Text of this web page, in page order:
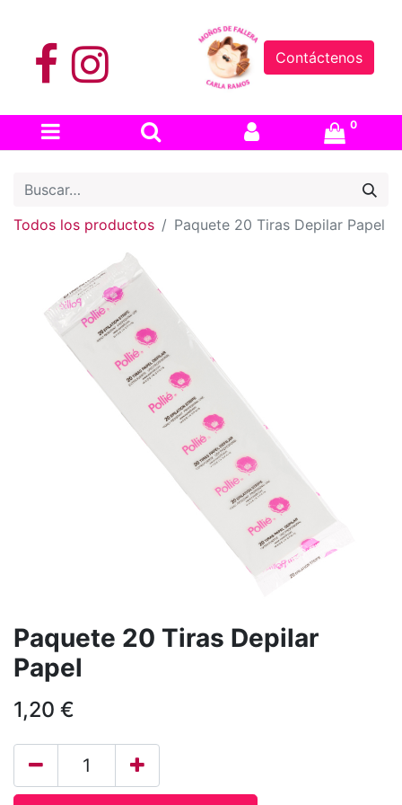
Contáctenos
0
Todos los productos Paquete 20 Tiras Depilar Papel
Paquete 20 Tiras Depilar
Papel
1,20 €